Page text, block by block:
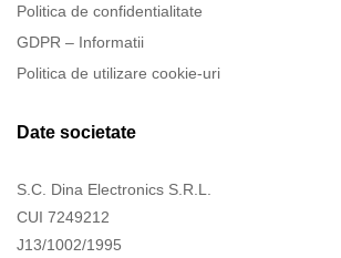
Politica de confidentialitate
GDPR – Informatii
Politica de utilizare cookie-uri
Date societate
S.C. Dina Electronics S.R.L.
CUI 7249212
J13/1002/1995